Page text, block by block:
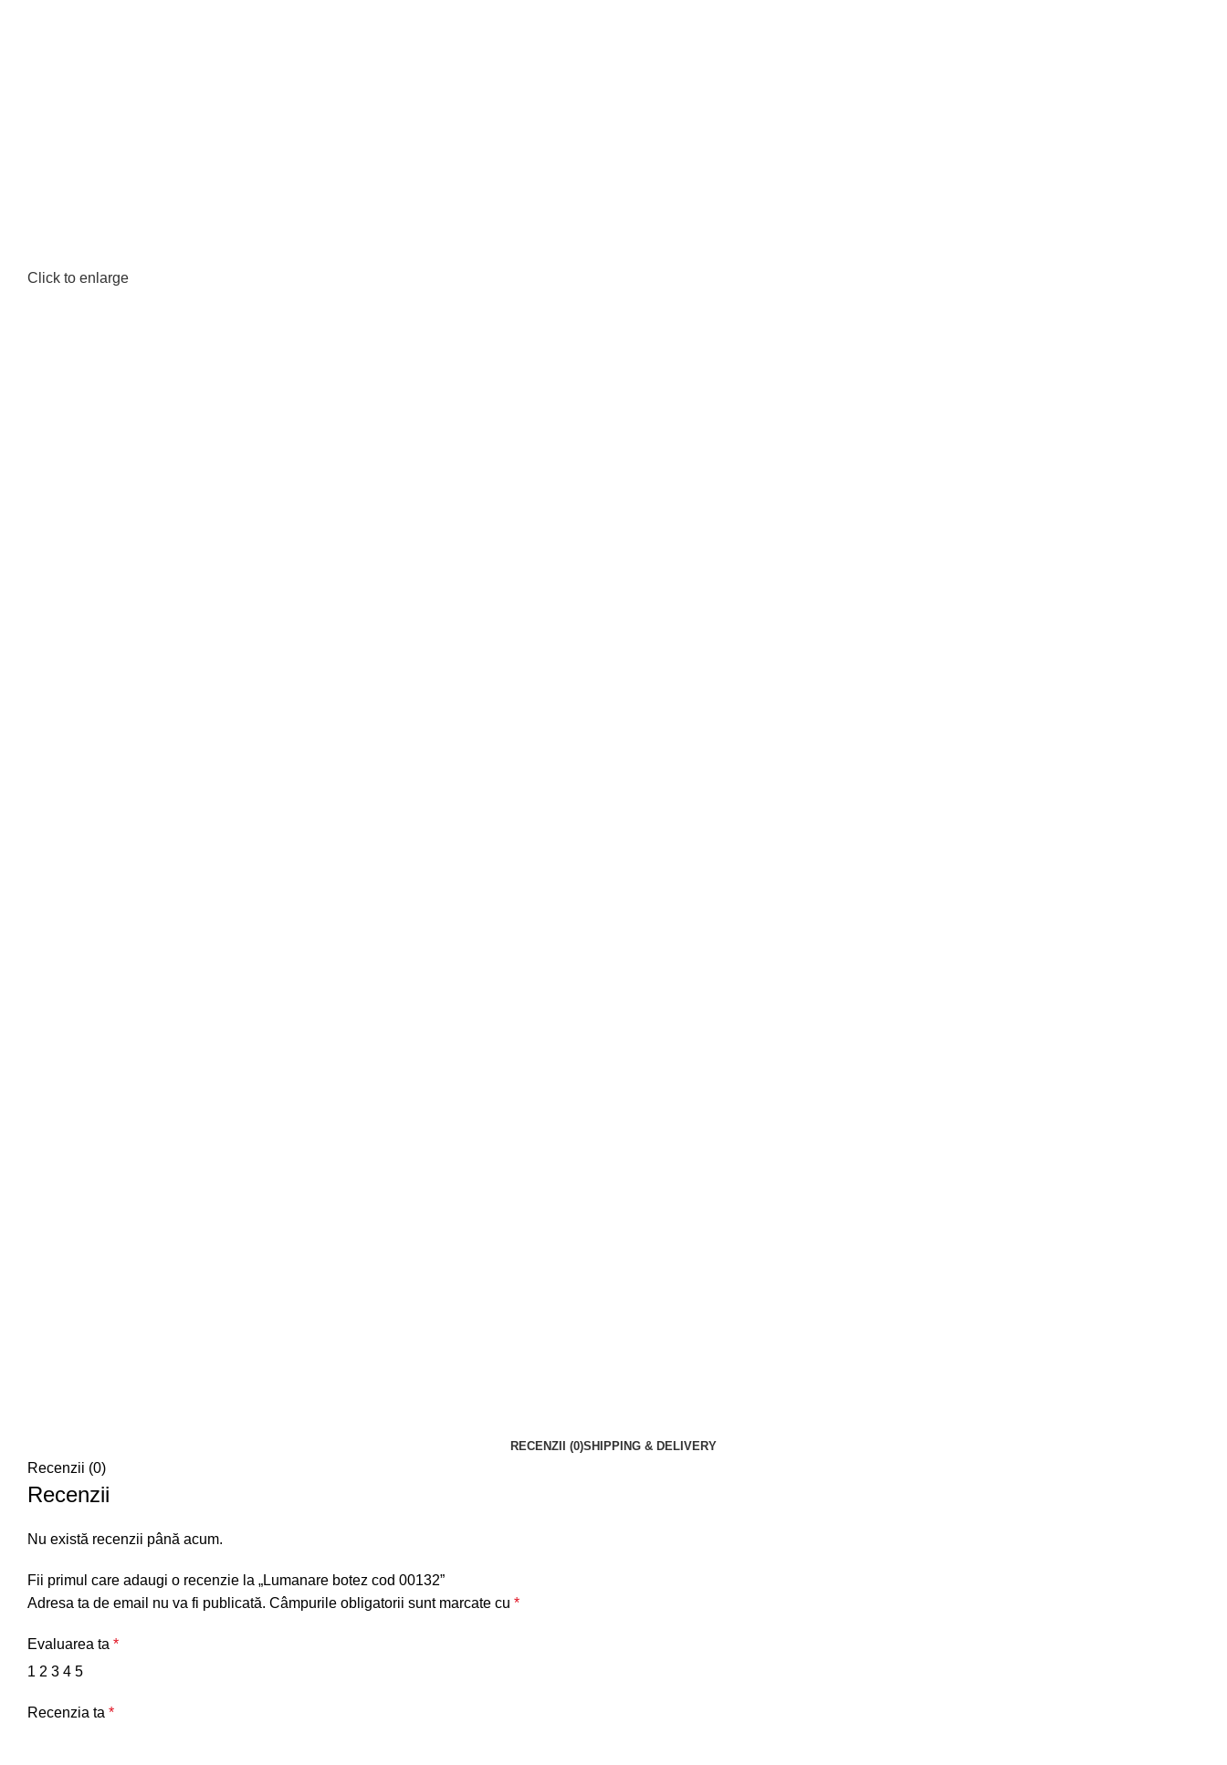
Click to enlarge
RECENZII (0)SHIPPING & DELIVERY
Recenzii (0)
Recenzii
Nu există recenzii până acum.
Fii primul care adaugi o recenzie la „Lumanare botez cod 00132”
Adresa ta de email nu va fi publicată. Câmpurile obligatorii sunt marcate cu *
Evaluarea ta *
1 2 3 4 5
Recenzia ta *